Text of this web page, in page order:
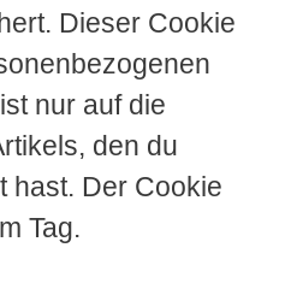
Dieser Cookie
nur auf die
den du
hast. Der Cookie
Tag.